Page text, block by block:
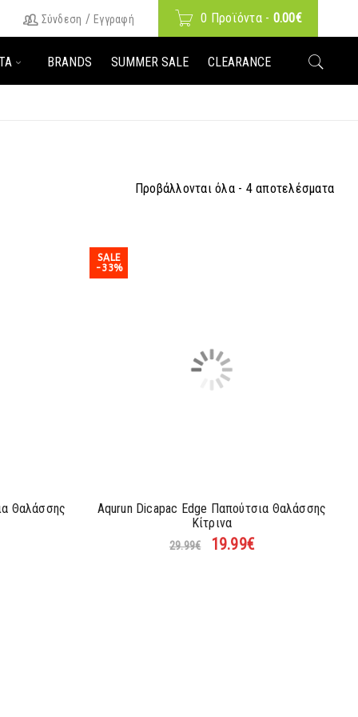
0 Προϊόντα - 0.00€
Σύνδεση / Εγγραφή
BRANDS SUMMER SALE CLEARANCE
Προβάλλονται όλα - 4 αποτελέσματα
Θαλάσσης
SALE
-33%
Aqurun Dicapac Edge Παπούτσια Θαλάσσης
Κίτρινα
29.99€ 19.99€